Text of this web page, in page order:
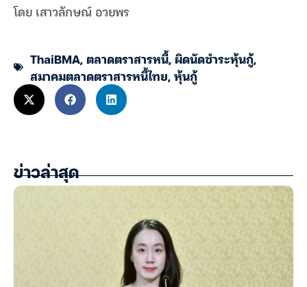
โดย เสาวลักษณ์ อวยพร
ThaiBMA,ตลาดตราสารหนี้,ผิดนัดชำระหุ้นกู้,
สมาคมตลาดตราสารหนี้ไทย,หุ้นกู้
ข่าวล่าสุด